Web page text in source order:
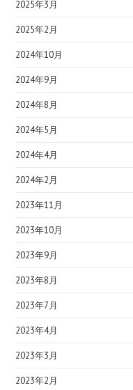
2025年3月
2025年2月
2024年10月
2024年9月
2024年8月
2024年5月
2024年4月
2024年2月
2023年11月
2023年10月
2023年9月
2023年8月
2023年7月
2023年4月
2023年3月
2023年2月